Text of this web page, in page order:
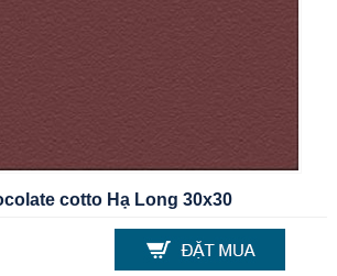
cotto Hạ Long 30x30